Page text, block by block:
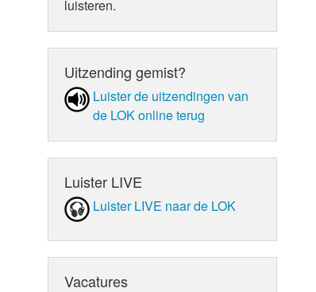
luisteren.
Uitzending gemist?
Luister de uit­zen­din­gen van
de LOK online terug
Luister LIVE
Luister LIVE naar de LOK
Vacatures